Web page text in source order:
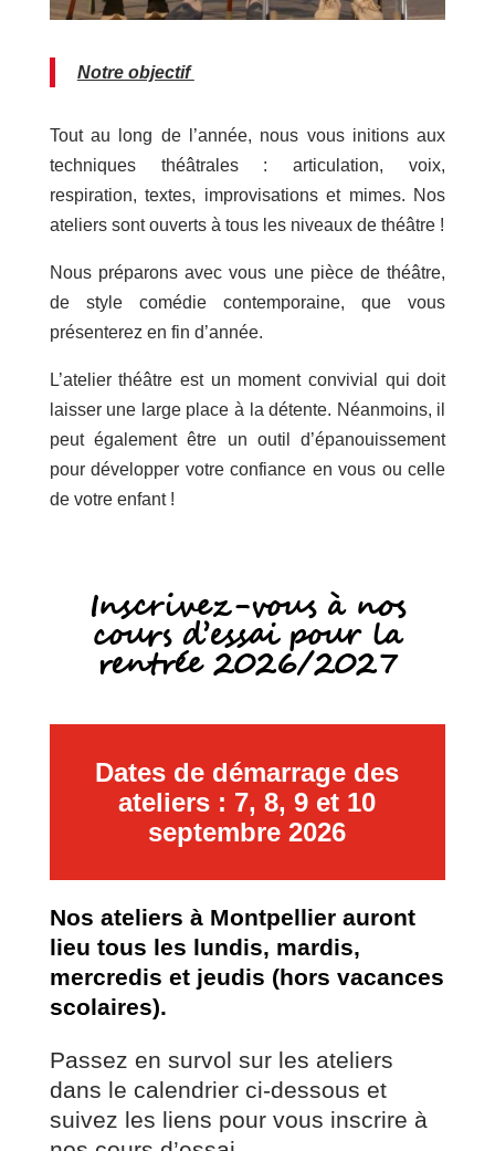
Notre objectif
Tout au long de l’année, nous vous initions aux
techniques théâtrales : articulation, voix,
respiration, textes, improvisations et mimes. Nos
ateliers sont ouverts à tous les niveaux de théâtre !
Nous préparons avec vous une pièce de théâtre,
de style comédie contemporaine, que vous
présenterez en fin d’année.
L’atelier théâtre est un moment convivial qui doit
laisser une large place à la détente. Néanmoins, il
peut également être un outil d’épanouissement
pour développer votre confiance en vous ou celle
de votre enfant !
Inscrivez-vous à nos
cours d’essai pour la
rentrée 2026/2027
Dates de démarrage des
ateliers : 7, 8, 9 et 10
septembre 2026
Nos ateliers à Montpellier auront
lieu tous les lundis, mardis,
mercredis et jeudis (hors vacances
scolaires).
Passez en survol sur les ateliers
dans le calendrier ci-dessous et
suivez les liens pour vous inscrire à